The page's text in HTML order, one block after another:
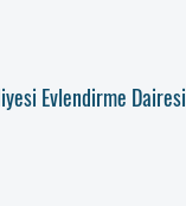
Evlendirme Dairesi